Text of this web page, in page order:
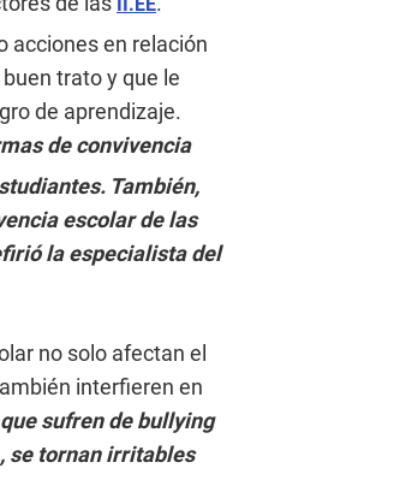
acciones en relación
trato y que le
de aprendizaje.
de convivencia
También,
escolar de las
la especialista del
no solo afectan el
interfieren en
sufren de bullying
se tornan irritables